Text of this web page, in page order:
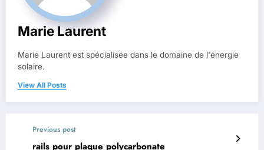
Marie Laurent
Marie Laurent est spécialisée dans le domaine de l'énergie
solaire.
View All Posts
Previous post
rails pour plaque polycarbonate